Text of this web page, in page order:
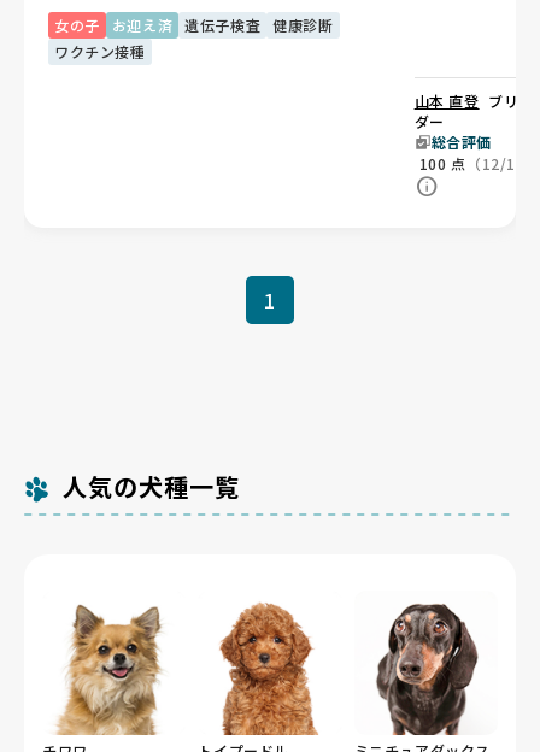
女の子
お迎え済 遺伝子検査
健康診断
ワクチン接種
山本 直登 ブリー
ダー
総合評価
100 点 （12/12）
1
人気の犬種一覧